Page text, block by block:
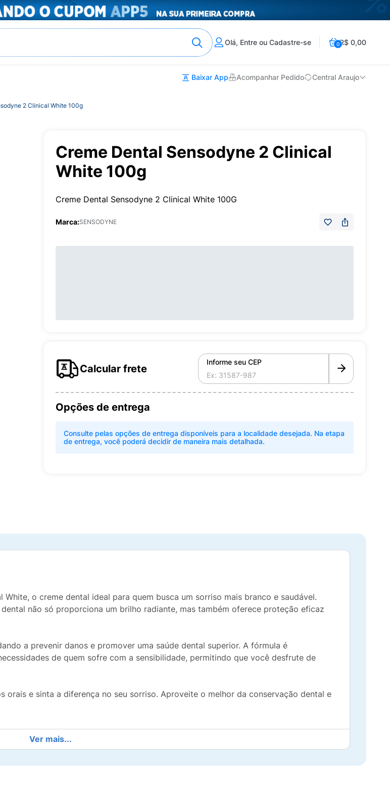
Olá, Entre ou Cadastre-se 0R$ 0,00
Baixar App Acompanhar Pedido Central Araujo
2 Clinical White 100g
Creme Dental Sensodyne 2 Clinical
White 100g
Creme Dental Sensodyne 2 Clinical White 100G
Marca:SENSODYNE
Calcular frete
Informe seu CEP
Opções de entrega
Consulte pelas opções de entrega disponíveis para a localidade desejada. Na etapa
de entrega, você poderá decidir de maneira mais detalhada.
o creme dental ideal para quem busca um sorriso mais branco e saudável.
não só proporciona um brilho radiante, mas também oferece proteção eficaz
a prevenir danos e promover uma saúde dental superior. A fórmula é
de quem sofre com a sensibilidade, permitindo que você desfrute de
orais e sinta a diferença no seu sorriso. Aproveite o melhor da conservação dental e
Ver mais...